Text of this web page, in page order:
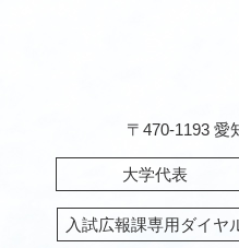
〒470-1193 愛
大学代表
入試広報課専用ダイヤ